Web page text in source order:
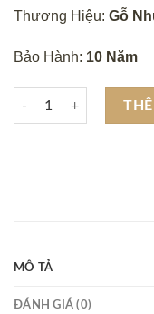
Thương Hiệu: Gỗ
Bảo Hành: 10 Năm
Tấm ốp nhựa gỗ 1 sóng
MÔ TẢ
ĐÁNH GIÁ (0)